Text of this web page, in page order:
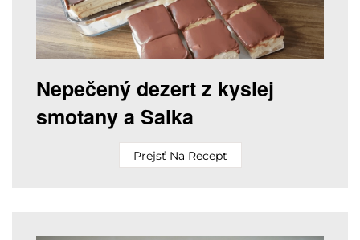
Nepečený dezert z kyslej
smotany a Salka
Prejsť Na Recept